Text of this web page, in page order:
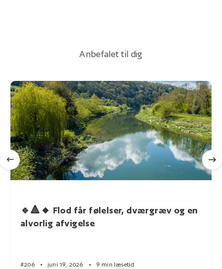
Anbefalet til dig
🔹🔺🔸 Flod får følelser, dværgræv og en
alvorlig afvigelse
#206 • juni 19, 2026 • 9 min læsetid